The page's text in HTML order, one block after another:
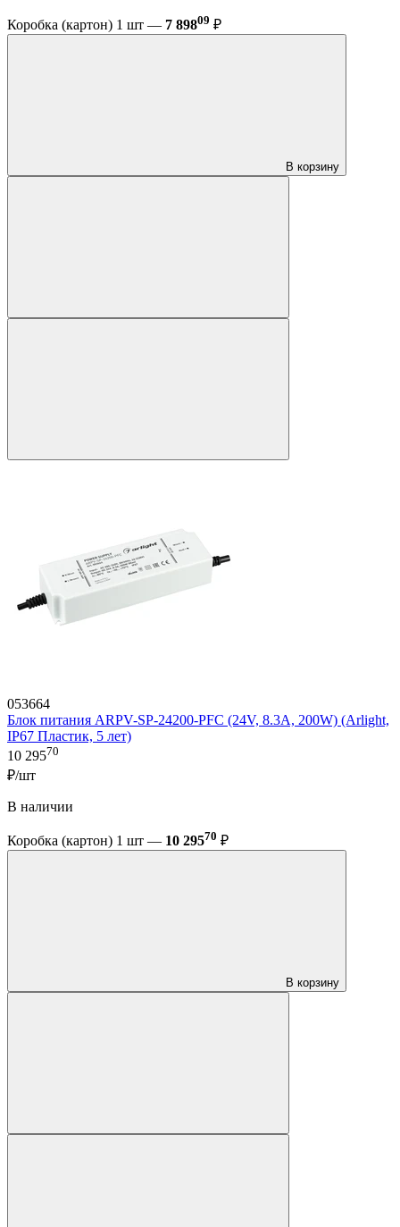
Коробка (картон) 1 шт — 7 89809 ₽
В корзину
053664
Блок питания ARPV-SP-24200-PFC (24V, 8.3A, 200W) (Arlight,
IP67 Пластик, 5 лет)
10 29570
₽/шт
В наличии
Коробка (картон) 1 шт — 10 29570 ₽
В корзину